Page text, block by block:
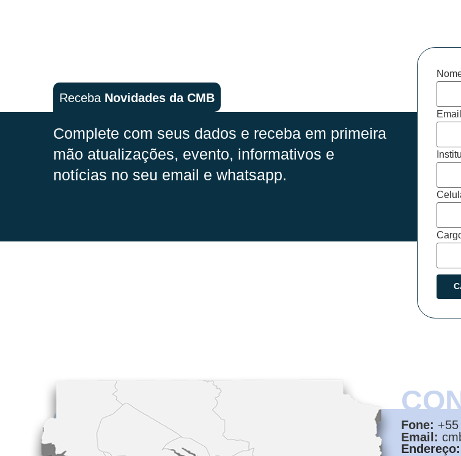
Receba Novidades da CMB
Complete com seus dados e receba em primeira
mão atualizações, evento, informativos e
notícias no seu email e whatsapp.
Fone:
Email:
Endereço: